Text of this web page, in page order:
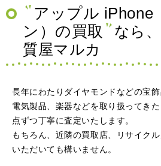
（大阪府大阪市）問い合わせから非
して利用できた。また、思ったより
りました。
アップル iPhone
ン）の買取
なら
質屋マルカ
長年にわたりダイヤモンドなどの宝飾
電気製品、楽器などを取り扱ってき
点ずつ丁寧に査定いたします。
もちろん、近隣の買取店、リサイク
いただいても構いません。